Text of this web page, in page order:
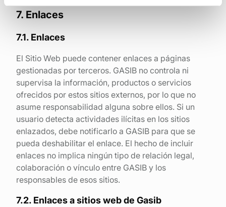
7. Enlaces
7.1. Enlaces
El Sitio Web puede contener enlaces a páginas
gestionadas por terceros. GASIB no controla ni
supervisa la información, productos o servicios
ofrecidos por estos sitios externos, por lo que no
asume responsabilidad alguna sobre ellos. Si un
usuario detecta actividades ilícitas en los sitios
enlazados, debe notificarlo a GASIB para que se
pueda deshabilitar el enlace. El hecho de incluir
enlaces no implica ningún tipo de relación legal,
colaboración o vínculo entre GASIB y los
responsables de esos sitios.
7.2. Enlaces a sitios web de Gasib